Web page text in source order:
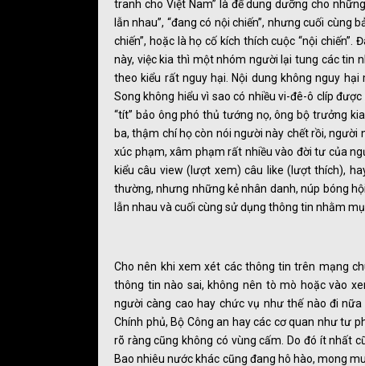
tranh cho Việt Nam” là để dung dưỡng cho
lẫn nhau”, “đang có nội chiến”, nhưng cuối
chiến”, hoặc là họ cố kích thích cuộc “nội
này, việc kia thì một nhóm người lại tung các tin
theo kiểu rất nguy hại. Nội dung không nguy
Song không hiểu vì sao có nhiều vi-đê-ô clíp
“tít” bảo ông phó thủ tướng nọ, ông bộ trưởng
ba, thậm chí họ còn nói người này chết rồi,
xúc phạm, xâm phạm rất nhiều vào đời tư của
kiểu câu view (lượt xem) câu like (lượt thích),
thường, nhưng những kẻ nhân danh, núp bóng
lẫn nhau và cuối cùng sử dụng thông tin nhằm
Cho nên khi xem xét các thông tin trên mạng
thông tin nào sai, không nên tò mò hoặc vào
người càng cao hay chức vụ như thế nào đi
Chính phủ, Bộ Công an hay các cơ quan như tư
rõ ràng cũng không có vùng cấm. Do đó ít nhất
Bao nhiêu nước khác cũng đang hô hào, mong